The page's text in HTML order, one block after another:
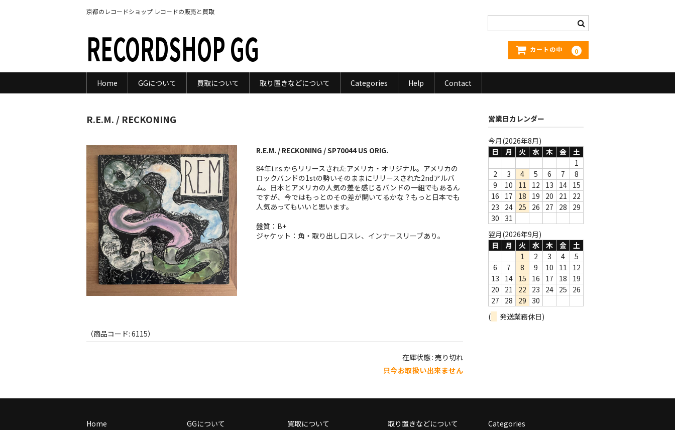
京都のレコードショップ レコードの販売と買取
RECORDSHOP GG カートの中 0
Home GGについて 買取について 取り置きなどについて Categories Help Contact
R.E.M. / RECKONING
R.E.M. / RECKONING / SP70044 US ORIG.
84年i.r.s.からリリースされたアメリカ・オリジナル。アメリカの
ロックバンドの1stの勢いそのままにリリースされた2ndアルバ
ム。日本とアメリカの人気の差を感じるバンドの一組でもあるん
ですが、今ではもっとのその差が開いてるかな？もっと日本でも
人気あってもいいと思います。
盤質：B+
ジャケット：角・取り出し口スレ、インナースリーブあり。
（商品コード: 6115）
在庫状態 : 売り切れ
只今お取扱い出来ません
営業日カレンダー
今月(2026年8月)
日
月 火 水 木 金
土
1
2
3 4 5 6 7
8
9
10 11 12 13 14 15
16
17 18 19 20 21
22
23
24 25 26 27 28
29
30
31
翌月(2026年9月)
日
月 火 水 木 金
土
1
2 3 4
5
6
7 8 9 10 11
12
13
14 15 16 17 18
19
20
21 22 23 24 25
26
27
28 29
30
(
発送業務休日)
Home
GGについて 買取について 取り置きなどについて
Categories